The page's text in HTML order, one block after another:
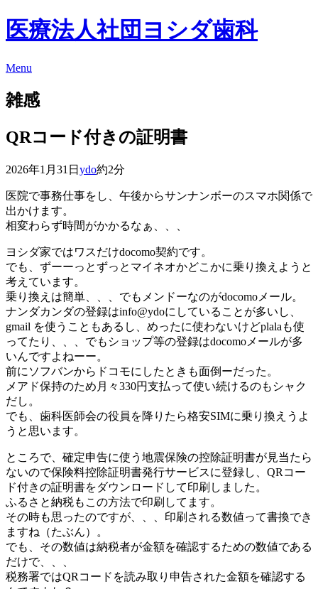
医療法人社団ヨシダ歯科
Menu
雑感
QRコード付きの証明書
2026年1月31日 ydo約2分
医院で事務仕事をし、午後からサンナンボーのスマホ関係で
出かけます。
相変わらず時間がかかるなぁ、、、
ヨシダ家ではワスだけdocomo契約です。
でも、ずーーっとずっとマイネオかどこかに乗り換えようと
考えています。
乗り換えは簡単、、、でもメンドーなのがdocomoメール。
ナンダカンダの登録はinfo@ydoにしていることが多いし、
gmail を使うこともあるし、めったに使わないけどplalaも使
ってたり、、、でもショップ等の登録はdocomoメールが多
いんですよねーー。
前にソフバンからドコモにしたときも面倒ーだった。
メアド保持のため月々330円支払って使い続けるのもシャク
だし。
でも、歯科医師会の役員を降りたら格安SIMに乗り換えうよ
うと思います。
ところで、確定申告に使う地震保険の控除証明書が見当たら
ないので保険料控除証明書発行サービスに登録し、QRコー
ド付きの証明書をダウンロードして印刷しました。
ふるさと納税もこの方法で印刷してます。
その時も思ったのですが、、、印刷される数値って書換でき
ますね（たぶん）。
でも、その数値は納税者が金額を確認するための数値である
だけで、、、
税務署ではQRコードを読み取り申告された金額を確認する